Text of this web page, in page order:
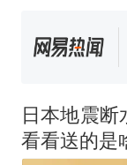
日本地震断
看看送的是